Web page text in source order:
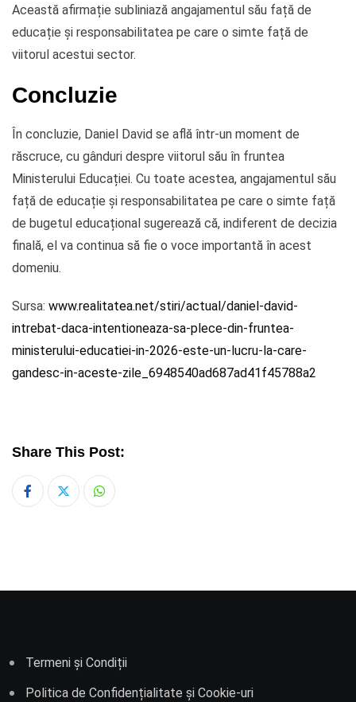
Această afirmație subliniază angajamentul său față de
educație și responsabilitatea pe care o simte față de
viitorul acestui sector.
Concluzie
În concluzie, Daniel David se află într-un moment de
răscruce, cu gânduri despre viitorul său în fruntea
Ministerului Educației. Cu toate acestea, angajamentul său
față de educație și responsabilitatea pe care o simte față
de bugetul educațional sugerează că, indiferent de decizia
finală, el va continua să fie o voce importantă în acest
domeniu.
Sursa: www.realitatea.net/stiri/actual/daniel-david-
intrebat-daca-intentioneaza-sa-plece-din-fruntea-
ministerului-educatiei-in-2026-este-un-lucru-la-care-
gandesc-in-aceste-zile_6948540ad687ad41f45788a2
Share This Post:
Whatsapp
Termeni și Condiții
Politica de Confidențialitate și Cookie-uri